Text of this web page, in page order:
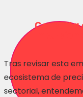
Consulta
Tras revisar esta
ecosistema de
sectorial,